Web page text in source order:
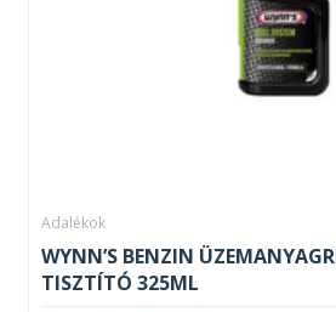
Adalékok
WYNN’S BENZIN
TISZTÍTÓ 325ML